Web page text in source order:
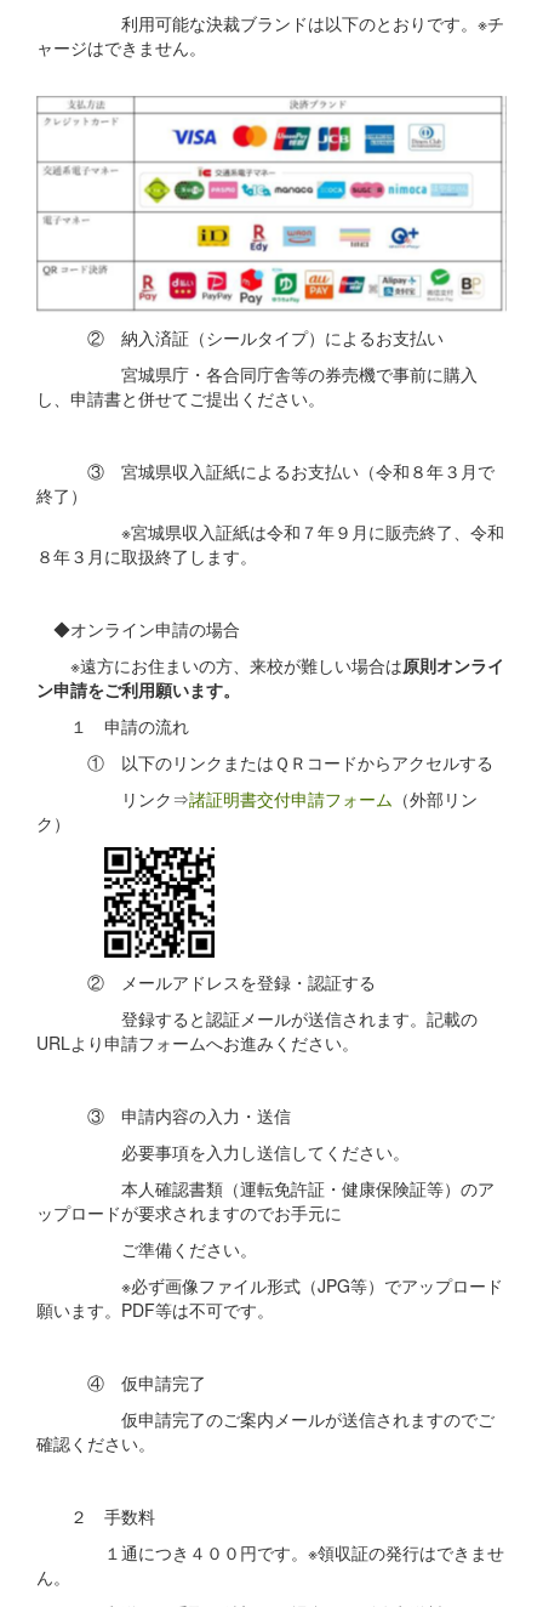
利用可能な決裁ブランドは以下のとおりです。※チ
ャージはできません。
② 納入済証（シールタイプ）によるお支払い
宮城県庁・各合同庁舎等の券売機で事前に購入
し、申請書と併せてご提出ください。
③ 宮城県収入証紙によるお支払い（令和８年３月で
終了）
※宮城県収入証紙は令和７年９月に販売終了、令和
８年３月に取扱終了します。
◆オンライン申請の場合
※遠方にお住まいの方、来校が難しい場合は原則オンライ
ン申請をご利用願います。
１ 申請の流れ
① 以下のリンクまたはＱＲコードからアクセルする
リンク⇒諸証明書交付申請フォーム （外部リン
ク）
② メールアドレスを登録・認証する
登録すると認証メールが送信されます。記載の
URLより申請フォームへお進みください。
③ 申請内容の入力・送信
必要事項を入力し送信してください。
本人確認書類（運転免許証・健康保険証等）のア
ップロードが要求されますのでお手元に
ご準備ください。
※必ず画像ファイル形式（JPG等）でアップロード
願います。PDF等は不可です。
④ 仮申請完了
仮申請完了のご案内メールが送信されますのでご
確認ください。
２ 手数料
１通につき４００円です。※領収証の発行はできませ
ん。